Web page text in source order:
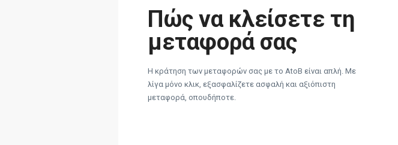
Πώς να κλείσετε τη
μεταφορά σας
Η κράτηση των μεταφορών σας με το AtoB είναι απλή. Με
λίγα μόνο κλικ, εξασφαλίζετε ασφαλή και αξιόπιστη
μεταφορά, οπουδήποτε.